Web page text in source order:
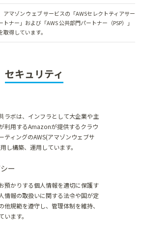
アマゾン ウェブ サービスの「AWSセレクトティアサー
トナー」および「AWS 公共部門パートナー（PSP）」
取得しています。
セキュリティ
ラボは、インフラとして大企業や主
利用するAmazonが提供するクラウ
ティングのAWS(アマゾンウェブサ
し構築、運用しています。
預かりする個人情報を適切に保護す
情報の取扱いに関する法令や国が定
他規範を遵守し、管理体制を維持、
います。